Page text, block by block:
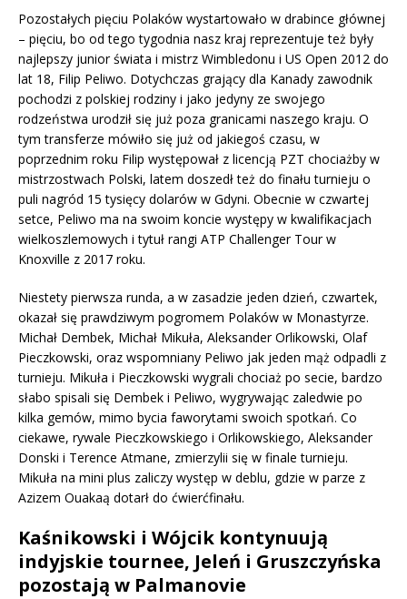
Pozostałych pięciu Polaków wystartowało w drabince głównej
– pięciu, bo od tego tygodnia nasz kraj reprezentuje też były
najlepszy junior świata i mistrz Wimbledonu i US Open 2012 do
lat 18, Filip Peliwo. Dotychczas grający dla Kanady zawodnik
pochodzi z polskiej rodziny i jako jedyny ze swojego
rodzeństwa urodził się już poza granicami naszego kraju. O
tym transferze mówiło się już od jakiegoś czasu, w
poprzednim roku Filip występował z licencją PZT chociażby w
mistrzostwach Polski, latem doszedł też do finału turnieju o
puli nagród 15 tysięcy dolarów w Gdyni. Obecnie w czwartej
setce, Peliwo ma na swoim koncie występy w kwalifikacjach
wielkoszlemowych i tytuł rangi ATP Challenger Tour w
Knoxville z 2017 roku.
Niestety pierwsza runda, a w zasadzie jeden dzień, czwartek,
okazał się prawdziwym pogromem Polaków w Monastyrze.
Michał Dembek, Michał Mikuła, Aleksander Orlikowski, Olaf
Pieczkowski, oraz wspomniany Peliwo jak jeden mąż odpadli z
turnieju. Mikuła i Pieczkowski wygrali chociaż po secie, bardzo
słabo spisali się Dembek i Peliwo, wygrywając zaledwie po
kilka gemów, mimo bycia faworytami swoich spotkań. Co
ciekawe, rywale Pieczkowskiego i Orlikowskiego, Aleksander
Donski i Terence Atmane, zmierzylii się w finale turnieju.
Mikuła na mini plus zaliczy występ w deblu, gdzie w parze z
Azizem Ouakaą dotarł do ćwierćfinału.
Kaśnikowski i Wójcik kontynuują
indyjskie tournee, Jeleń i Gruszczyńska
pozostają w Palmanovie